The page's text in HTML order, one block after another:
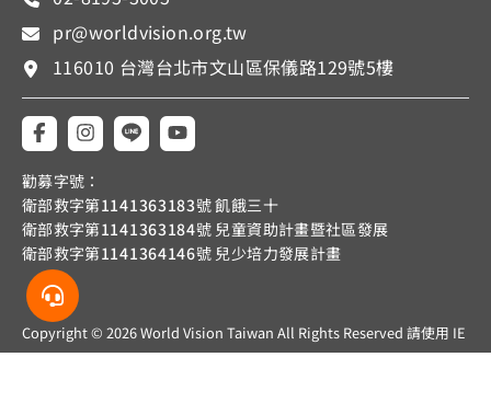
pr@worldvision.org.tw
116010 台灣台北市文山區保儀路129號5樓
勸募字號：
衛部救字第1141363183號 飢餓三十
衛部救字第1141363184號 兒童資助計畫暨社區發展
衛部救字第1141364146號 兒少培力發展計畫
Copyright © 2026 World Vision Taiwan All Rights Reserved 請使用 IE